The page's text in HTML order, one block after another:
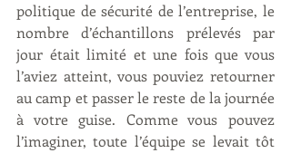
politique de sécurité de l’entreprise, le
nombre d’échantillons prélevés par
jour était limité et une fois que vous
l’aviez atteint, vous pouviez retourner
au camp et passer le reste de la journée
à votre guise. Comme vous pouvez
l’imaginer, toute l’équipe se levait tôt